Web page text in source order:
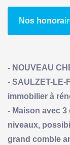
Nos
- NOUVEAU
- SAULZET-LE-
immobilier à
- Maison avec
niveaux,
grand comble